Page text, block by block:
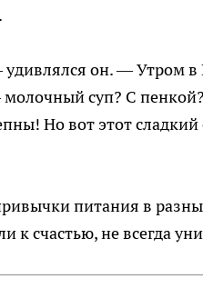
он. — Утром в
суп? С
Но вот этот
питания в
к счастью, не всегда